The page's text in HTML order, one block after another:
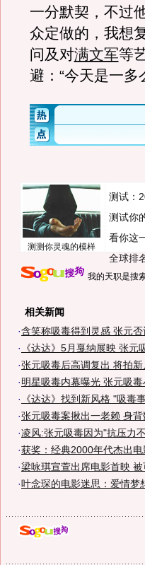
一分默契，不过
众定做的，我想
问及对满文军等
避：“今天是一
测测你灵魂的模样
测试：
测试你
看你这
全球排
我的天职是搜
相关新闻
·含笑称吸毒得到灵感 张元
· 《达达》5月戛纳展映 张元
·张元吸毒后高调复出 将拍新
·明星吸毒内幕曝光 张元吸
· 《达达》找到新风格 "吸毒
·张元吸毒案揪出一老赖 身
·凌风:张元吸毒因为"抗压力
·获奖：经典2000年代杰出
·梁咏琪宣萱出席电影首映
·叶念琛的电影迷思：爱情梦